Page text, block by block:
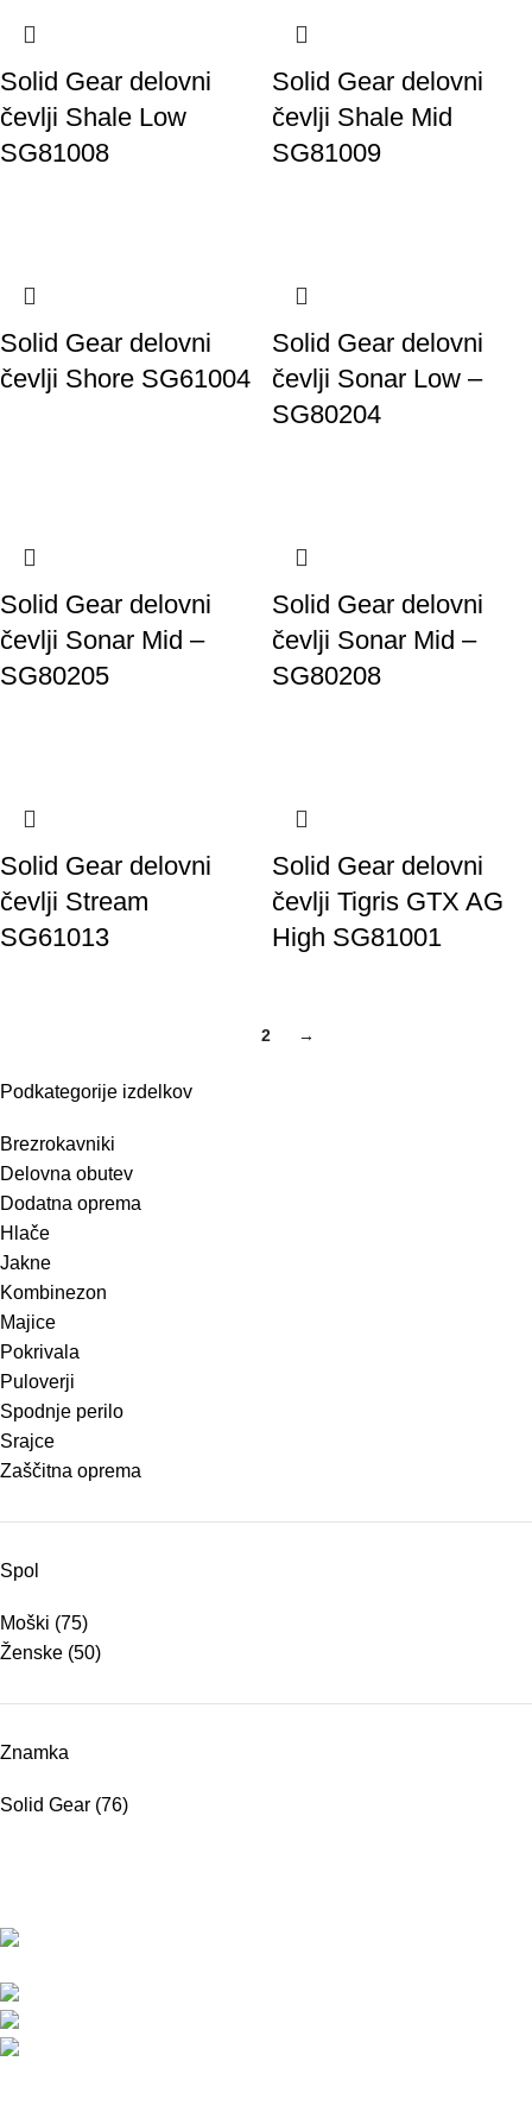
Podkategorije izdelkov
Brezrokavniki
Delovna obutev
Dodatna oprema
Hlače
Jakne
Kombinezon
Majice
Pokrivala
Puloverji
Spodnje perilo
Srajce
Zaščitna oprema
Spol
Moški (75)
Ženske (50)
Znamka
Solid Gear (76)
Solid Gear delovni
čevlji Shale Low
SG81008
Solid Gear delovni
čevlji Shale Mid
SG81009
Solid Gear delovni
čevlji Shore SG61004
Solid Gear delovni
čevlji Sonar Low –
SG80204
Solid Gear delovni
čevlji Sonar Mid –
SG80205
Solid Gear delovni
čevlji Sonar Mid –
SG80208
Solid Gear delovni
čevlji Stream
SG61013
Solid Gear delovni
čevlji Tigris GTX AG
High SG81001
2 →